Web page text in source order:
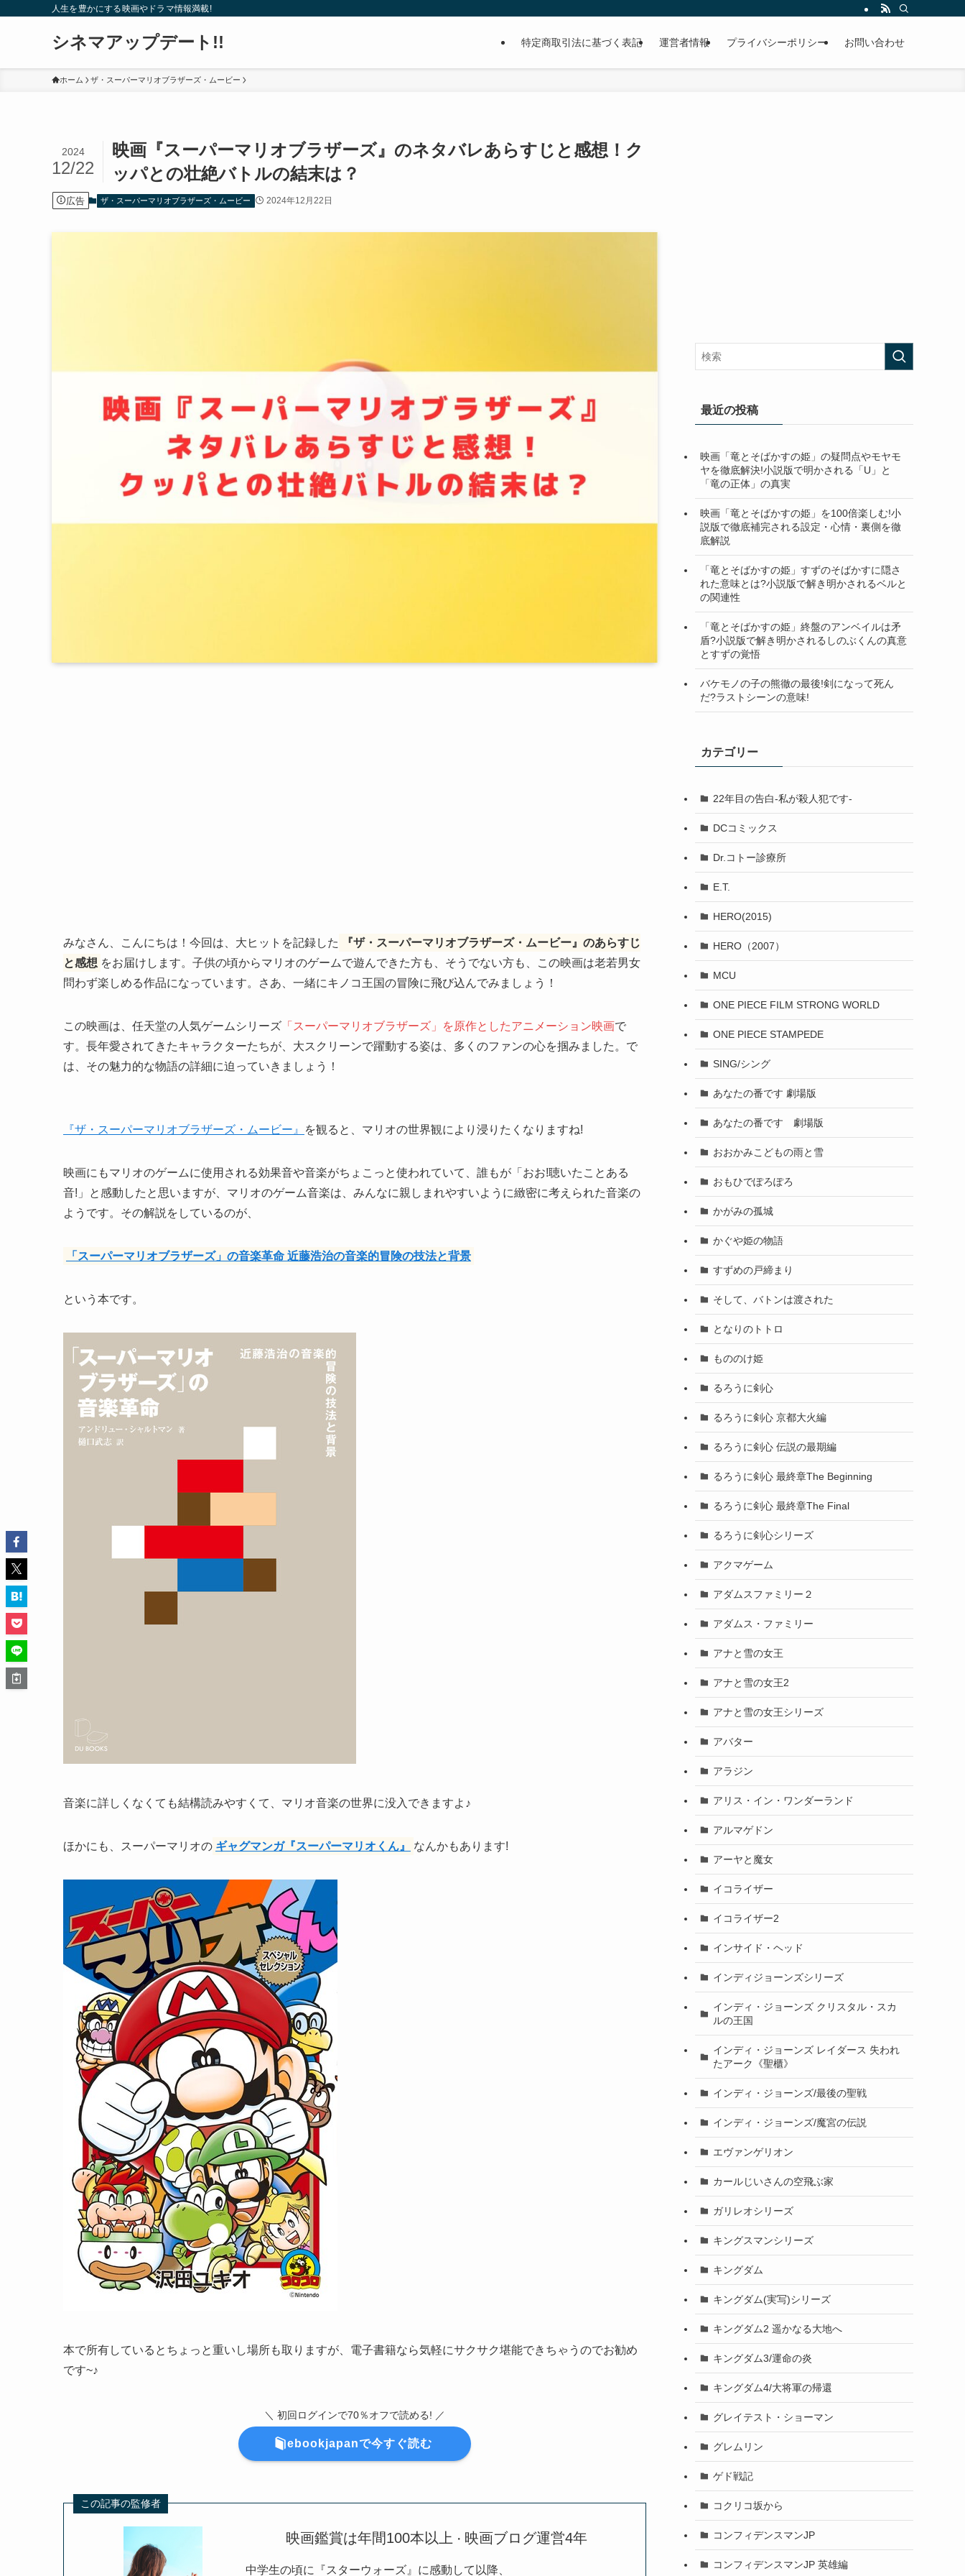
人生を豊かにする映画やドラマ情報満載!
シネマアップデート!! 特定商取引法に基づく表記 運営者情報 プライバシーポリシー お問い合わせ
ホーム ザ・スーパーマリオブラザーズ・ムービー
映画『スーパーマリオブラザーズ』のネタバレあらすじと感想！ク
ッパとの壮絶バトルの結末は？
2024
12/22
広告 ザ・スーパーマリオブラザーズ・ムービー 2024年12月22日
みなさん、こんにちは！今回は、大ヒットを記録した
『ザ・スーパーマリオブラザーズ・ムービー』のあらすじ
と感想 をお届けします。子供の頃からマリオのゲームで遊んできた方も、そうでない方も、この映画は老若男女
問わず楽しめる作品になっています。さあ、一緒にキノコ王国の冒険に飛び込んでみましょう！
この映画は、任天堂の人気ゲームシリーズ 「スーパーマリオブラザーズ」を原作としたアニメーション映画で
す。長年愛されてきたキャラクターたちが、大スクリーンで躍動する姿は、多くのファンの心を掴みました。で
は、その魅力的な物語の詳細に迫っていきましょう！
『ザ・スーパーマリオブラザーズ・ムービー』 を観ると、マリオの世界観により浸りたくなりますね!
映画にもマリオのゲームに使用される効果音や音楽がちょこっと使われていて、誰もが「おお!聴いたことある
音!」と感動したと思いますが、マリオのゲーム音楽は、みんなに親しまれやすいように緻密に考えられた音楽の
ようです。その解説をしているのが、
「スーパーマリオブラザーズ」の音楽革命 近藤浩治の音楽的冒険の技法と背景
という本です。
音楽に詳しくなくても結構読みやすくて、マリオ音楽の世界に没入できますよ♪
ほかにも、スーパーマリオの ギャグマンガ『スーパーマリオくん』 なんかもあります!
本で所有しているとちょっと重いし場所も取りますが、電子書籍なら気軽にサクサク堪能できちゃうのでお勧め
です~♪
＼ 初回ログインで70％オフで読める! ／
ebookjapanで今すぐ読む
この記事の監修者
映画鑑賞は年間100本以上 ・ 映画ブログ運営4年
中学生の頃に『スターウォーズ』に感動して以降、
最近の投稿
映画「竜とそばかすの姫」の疑問点やモヤモ
ヤを徹底解決!小説版で明かされる「U」と
「竜の正体」の真実
映画「竜とそばかすの姫」を100倍楽しむ!小
説版で徹底補完される設定・心情・裏側を徹
底解説
「竜とそばかすの姫」すずのそばかすに隠さ
れた意味とは?小説版で解き明かされるベルと
の関連性
「竜とそばかすの姫」終盤のアンベイルは矛
盾?小説版で解き明かされるしのぶくんの真意
とすずの覚悟
バケモノの子の熊徹の最後!剣になって死ん
だ?ラストシーンの意味!
カテゴリー
22年目の告白-私が殺人犯です-
DCコミックス
Dr.コトー診療所
E.T.
HERO(2015)
HERO（2007）
MCU
ONE PIECE FILM STRONG WORLD
ONE PIECE STAMPEDE
SING/シング
あなたの番です 劇場版
あなたの番です 劇場版
おおかみこどもの雨と雪
おもひでぽろぽろ
かがみの孤城
かぐや姫の物語
すずめの戸締まり
そして、バトンは渡された
となりのトトロ
もののけ姫
るろうに剣心
るろうに剣心 京都大火編
るろうに剣心 伝説の最期編
るろうに剣心 最終章The Beginning
るろうに剣心 最終章The Final
るろうに剣心シリーズ
アクマゲーム
アダムスファミリー２
アダムス・ファミリー
アナと雪の女王
アナと雪の女王2
アナと雪の女王シリーズ
アバター
アラジン
アリス・イン・ワンダーランド
アルマゲドン
アーヤと魔女
イコライザー
イコライザー2
インサイド・ヘッド
インディジョーンズシリーズ
インディ・ジョーンズ クリスタル・スカ
ルの王国
インディ・ジョーンズ レイダース 失われ
たアーク《聖櫃》
インディ・ジョーンズ/最後の聖戦
インディ・ジョーンズ/魔宮の伝説
エヴァンゲリオン
カールじいさんの空飛ぶ家
ガリレオシリーズ
キングスマンシリーズ
キングダム
キングダム(実写)シリーズ
キングダム2 遥かなる大地へ
キングダム3/運命の炎
キングダム4/大将軍の帰還
グレイテスト・ショーマン
グレムリン
ゲド戦記
コクリコ坂から
コンフィデンスマンJP
コンフィデンスマンJP 英雄編